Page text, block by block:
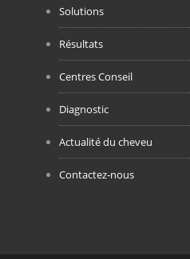
Solutions
Résultats
Centres Conseil
Diagnostic
Actualité du cheveu
Contactez-nous